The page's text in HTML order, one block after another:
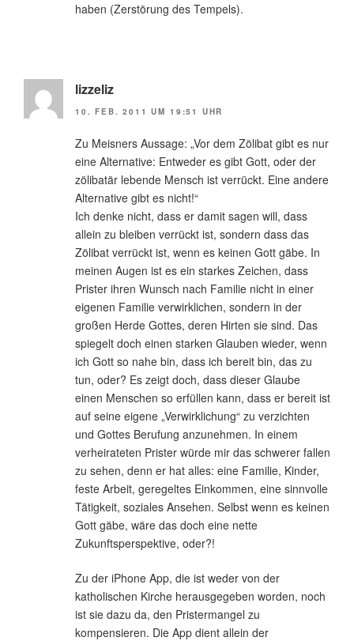
haben (Zerstörung des Tempels).
lizzeliz
10. FEB. 2011 UM 19:51 UHR
Zu Meisners Aussage: „Vor dem Zölibat gibt es nur
eine Alternative: Entweder es gibt Gott, oder der
zölibatär lebende Mensch ist verrückt. Eine andere
Alternative gibt es nicht!“
Ich denke nicht, dass er damit sagen will, dass
allein zu bleiben verrückt ist, sondern dass das
Zölibat verrückt ist, wenn es keinen Gott gäbe. In
meinen Augen ist es ein starkes Zeichen, dass
Prister ihren Wunsch nach Familie nicht in einer
eigenen Familie verwirklichen, sondern in der
großen Herde Gottes, deren Hirten sie sind. Das
spiegelt doch einen starken Glauben wieder, wenn
ich Gott so nahe bin, dass ich bereit bin, das zu
tun, oder? Es zeigt doch, dass dieser Glaube
einen Menschen so erfüllen kann, dass er bereit ist
auf seine eigene „Verwirklichung“ zu verzichten
und Gottes Berufung anzunehmen. In einem
verheirateten Prister würde mir das schwerer fallen
zu sehen, denn er hat alles: eine Familie, Kinder,
feste Arbeit, geregeltes Einkommen, eine sinnvolle
Tätigkeit, soziales Ansehen. Selbst wenn es keinen
Gott gäbe, wäre das doch eine nette
Zukunftsperspektive, oder?!
Zu der iPhone App, die ist weder von der
katholischen Kirche herausgegeben worden, noch
ist sie dazu da, den Pristermangel zu
kompensieren. Die App dient allein der